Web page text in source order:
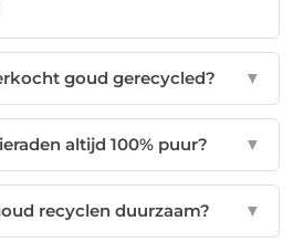
goud gerecycled? ▼
altijd 100% puur? ▼
recyclen duurzaam? ▼